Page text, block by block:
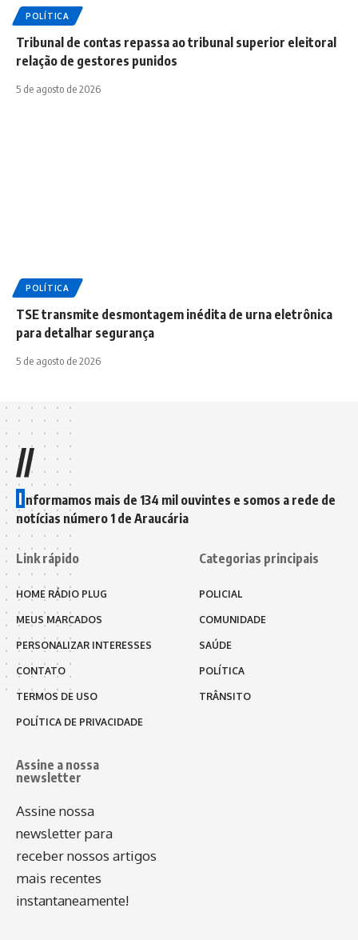
POLÍTICA
Tribunal de contas repassa ao tribunal superior eleitoral
relação de gestores punidos
5 de agosto de 2026
POLÍTICA
TSE transmite desmontagem inédita de urna eletrônica
para detalhar segurança
5 de agosto de 2026
//
I nformamos mais de 134 mil ouvintes e somos a rede de
notícias número 1 de Araucária
Link rápido
HOME RÁDIO PLUG
MEUS MARCADOS
PERSONALIZAR INTERESSES
CONTATO
TERMOS DE USO
POLÍTICA DE PRIVACIDADE
Categorias principais
POLICIAL
COMUNIDADE
SAÚDE
POLÍTICA
TRÂNSITO
Assine a nossa
newsletter
Assine nossa
newsletter para
receber nossos artigos
mais recentes
instantaneamente!